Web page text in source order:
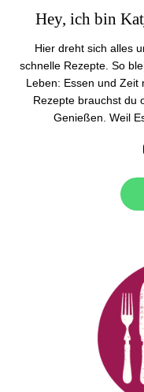
Hey, ich bin
Hier dreht sich alles
schnelle Rezepte. So
Leben: Essen und Zeit
Rezepte brauchst du
Genießen. Weil